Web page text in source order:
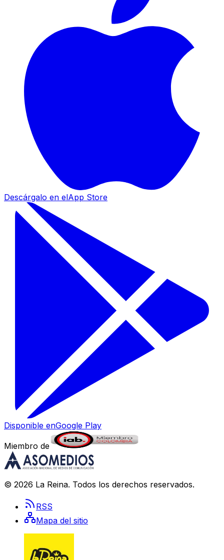
Descárgalo en elApp Store
Disponible enGoogle Play
Miembro de
© 2026 La Reina. Todos los derechos reservados.
RSS
Mapa del sitio